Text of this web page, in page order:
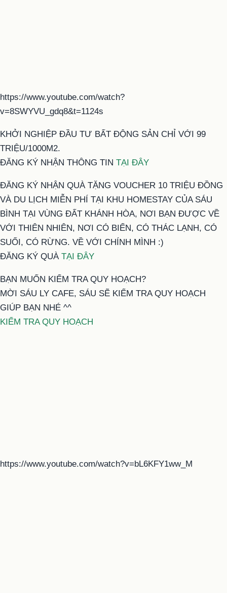
https://www.youtube.com/watch?
v=8SWYVU_gdq8&t=1124s
KHỞI NGHIỆP ĐẦU TƯ BẤT ĐỘNG SẢN CHỈ VỚI 99
TRIỆU/1000M2.
ĐĂNG KÝ NHẬN THÔNG TIN TẠI ĐÂY
ĐĂNG KÝ NHẬN QUÀ TẶNG VOUCHER 10 TRIỆU ĐỒNG
VÀ DU LỊCH MIỄN PHÍ TẠI KHU HOMESTAY CỦA SÁU
BÌNH TẠI VÙNG ĐẤT KHÁNH HÒA, NƠI BẠN ĐƯỢC VỀ
VỚI THIÊN NHIÊN, NƠI CÓ BIỂN, CÓ THÁC LẠNH, CÓ
SUỐI, CÓ RỪNG. VỀ VỚI CHÍNH MÌNH :)
ĐĂNG KÝ QUÀ TẠI ĐÂY
BẠN MUỐN KIỂM TRA QUY HOẠCH?
MỜI SÁU LY CAFE, SÁU SẼ KIỂM TRA QUY HOẠCH
GIÚP BẠN NHÉ ^^
KIỂM TRA QUY HOẠCH
https://www.youtube.com/watch?v=bL6KFY1ww_M